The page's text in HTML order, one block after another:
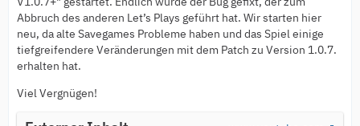
Abbruch des anderen Let’s Plays geführt hat. Wir starten hier
neu, da alte Savegames Probleme haben und das Spiel einige
tiefgreifendere Veränderungen mit dem Patch zu Version 1.0.7.
erhalten hat.
Viel Vergnügen!